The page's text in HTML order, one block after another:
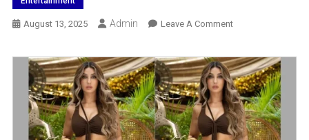
August 13, 2025 Admin Leave A CommentOn
के
बीटीएस
में
ग्लोबल
म्यूज़िक
फोर्स